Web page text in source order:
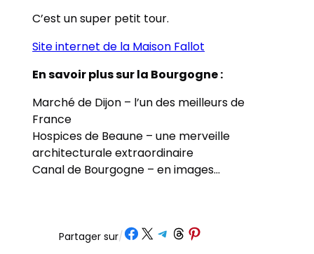
C’est un super petit tour.
Site internet de la Maison Fallot
En savoir plus sur la Bourgogne :
Marché de Dijon – l’un des meilleurs de
France
Hospices de Beaune – une merveille
architecturale extraordinaire
Canal de Bourgogne – en images…
Partager sur/ Partager sur Facebook
Partager sur X Partager sur Telegram
Partager sur Threads
Partager sur Pinterest